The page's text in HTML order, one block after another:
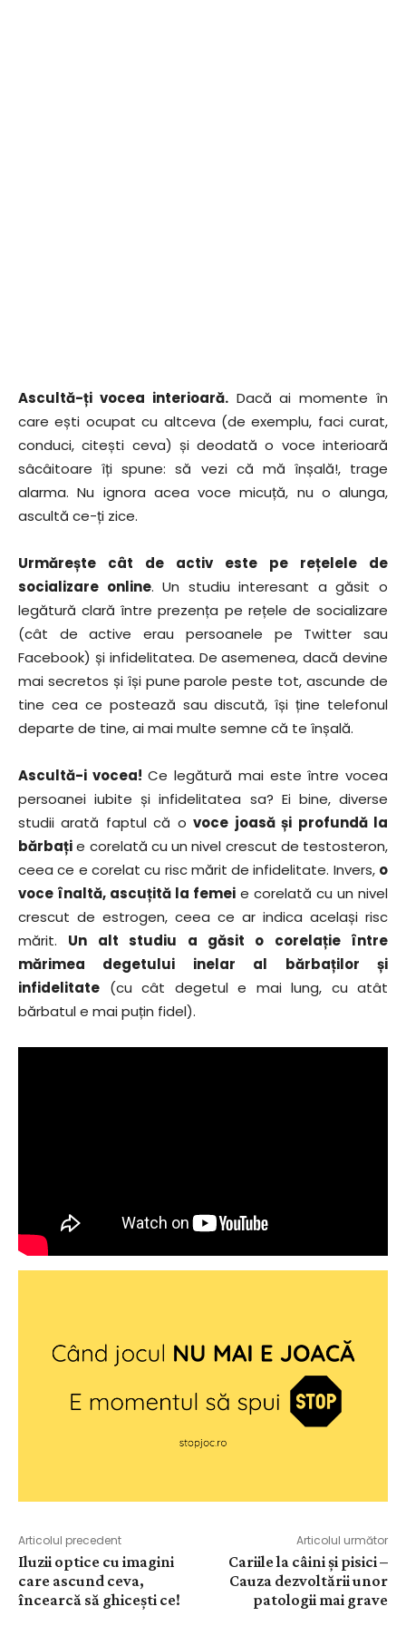
Ascultă-ți vocea interioară.Dacă ai momente în
care ești ocupat cu altceva (de exemplu, faci curat,
conduci, citești ceva) și deodată o voce interioară
sâcâitoare îți spune: să vezi că mă înșală!, trage
alarma. Nu ignora acea voce micuță, nu o alunga,
ascultă ce-ți zice.
Urmărește cât de activ este pe rețelele de
socializare online. Un studiu interesant a găsit o
legătură clară între prezența pe rețele de socializare
(cât de active erau persoanele pe Twitter sau
Facebook) și infidelitatea. De asemenea, dacă devine
mai secretos și își pune parole peste tot, ascunde de
tine cea ce postează sau discută, își ține telefonul
departe de tine, ai mai multe semne că te înșală.
Ascultă-i vocea! Ce legătură mai este între vocea
persoanei iubite și infidelitatea sa? Ei bine, diverse
studii arată faptul că ovoce joasă și profundă la
bărbație corelată cu un nivel crescut de testosteron,
ceea ce e corelat cu risc mărit de infidelitate. Invers, o
voce înaltă, ascuțită la femei e corelată cu un nivel
crescut de estrogen, ceea ce ar indica același risc
mărit. Un alt studiu a găsit o corelație între
mărimea degetului inelar al bărbaților și
infidelitate (cu cât degetul e mai lung, cu atât
bărbatul e mai puțin fidel).
Articolul precedent
Iluzii optice cu imagini
care ascund ceva,
încearcă să ghicești ce!
Articolul următor
Cariile la câini și pisici –
Cauza dezvoltării unor
patologii mai grave